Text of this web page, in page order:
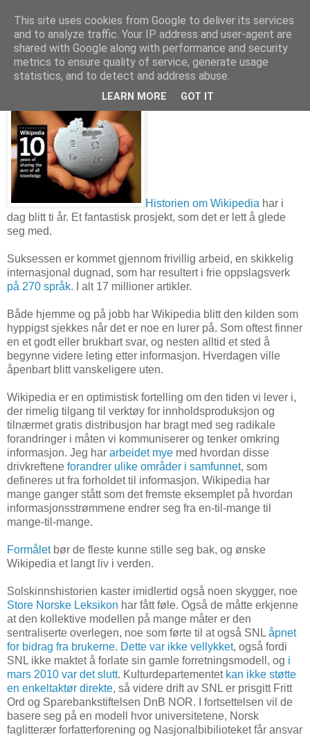
15. januar 2011
Wikipedia 10 år - Gratulerer med dagen!
Historien om Wikipedia har i
dag blitt ti år. Et fantastisk prosjekt, som det er lett å glede
seg med.
Suksessen er kommet gjennom frivillig arbeid, en skikkelig
internasjonal dugnad, som har resultert i frie oppslagsverk
på 270 språk. I alt 17 millioner artikler.
Både hjemme og på jobb har Wikipedia blitt den kilden som
hyppigst sjekkes når det er noe en lurer på. Som oftest finner
en et godt eller brukbart svar, og nesten alltid et sted å
begynne videre leting etter informasjon. Hverdagen ville
åpenbart blitt vanskeligere uten.
Wikipedia er en optimistisk fortelling om den tiden vi lever i,
der rimelig tilgang til verktøy for innholdsproduksjon og
tilnærmet gratis distribusjon har bragt med seg radikale
forandringer i måten vi kommuniserer og tenker omkring
informasjon. Jeg har arbeidet mye med hvordan disse
drivkreftene forandrer ulike områder i samfunnet, som
defineres ut fra forholdet til informasjon. Wikipedia har
mange ganger stått som det fremste eksemplet på hvordan
informasjonsstrømmene endrer seg fra en-til-mange til
mange-til-mange.
Formåletbør de fleste kunne stille seg bak, og ønske
Wikipedia et langt liv i verden.
Solskinnshistorien kaster imidlertid også noen skygger, noe
Store Norske Leksikon har fått føle. Også de måtte erkjenne
at den kollektive modellen på mange måter er den
sentraliserte overlegen, noe som førte til at også SNLåpnet
for bidrag fra brukerne. Dette var ikke vellykket, også fordi
SNL ikke maktet å forlate sin gamle forretningsmodell, og i
mars 2010 var det slutt. Kulturdepartementet kan ikke støtte
en enkeltaktør direkte, så videre drift av SNL er prisgitt Fritt
Ord og Sparebankstiftelsen DnB NOR. I fortsettelsen vil de
basere seg på en modell hvor universitetene, Norsk
faglitterær forfatterforening og Nasjonalbibilioteket får ansvar
This site uses cookies from Google to deliver its services
and to analyze traffic. Your IP address and user-agent are
shared with Google along with performance and security
metrics to ensure quality of service, generate usage
statistics, and to detect and address abuse.
LEARN MORE GOT IT